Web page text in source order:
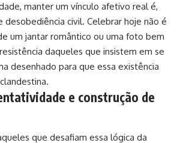
manter um vínculo afetivo real é,
desobediência civil. Celebrar hoje não é
um jantar romântico ou uma foto bem
daqueles que insistem em se
desenhado para que essa existência
e construção de
que desafiam essa lógica da